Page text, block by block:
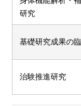
研究
基礎研究成果の
治験推進研究